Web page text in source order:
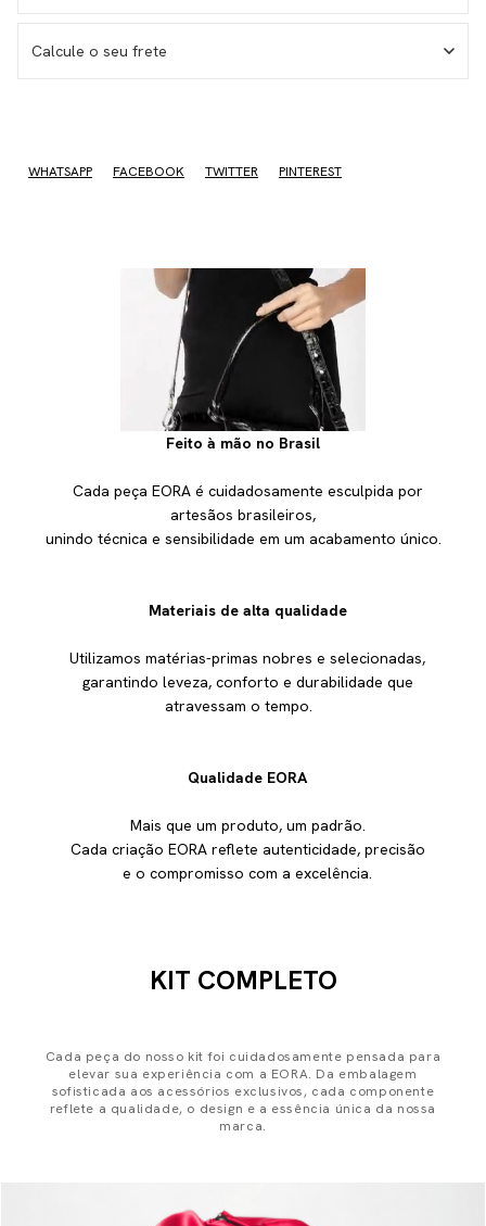
Altura - 26cm
Calcule o seu frete
WHATSAPP
FACEBOOK TWITTER PINTEREST
Feito à mão no Brasil
Cada peça EORA é cuidadosamente esculpida por
artesãos brasileiros,
unindo técnica e sensibilidade em um acabamento único.
Materiais de alta qualidade
Utilizamos matérias-primas nobres e selecionadas,
garantindo leveza, conforto e durabilidade que
atravessam o tempo.
Qualidade EORA
Mais que um produto, um padrão.
Cada criação EORA reflete autenticidade, precisão
e o compromisso com a excelência.
KIT COMPLETO
Cada peça do nosso kit foi cuidadosamente pensada para
elevar sua experiência com a EORA. Da embalagem
sofisticada aos acessórios exclusivos, cada componente
reflete a qualidade, o design e a essência única da nossa
marca.